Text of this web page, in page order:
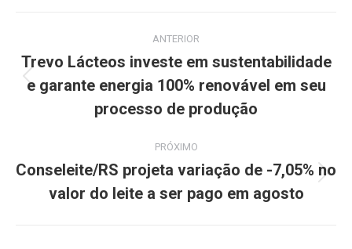
ANTERIOR
Trevo Lácteos investe em sustentabilidade
e garante energia 100% renovável em seu
processo de produção
PRÓXIMO
Conseleite/RS projeta variação de -7,05% no
valor do leite a ser pago em agosto